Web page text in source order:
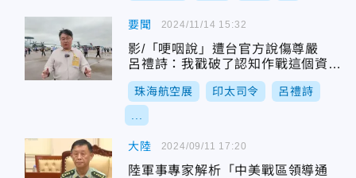
要聞
影/「哽咽說」遭台官方說傷尊嚴
呂禮詩：我戳破了認知作戰這個資訊
泡沫？
珠海航空展 印太司令 呂禮詩
2024/11/14 15:32
大陸
陸軍事專家解析「中美戰區領導通
2024/09/11 17:20